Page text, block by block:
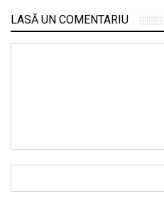
LASĂ UN COMENTARIU